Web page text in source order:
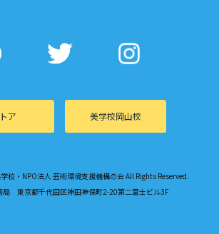
ア 美学校岡山校
校・NPO法人 芸術環境支援機構の会 All Rights Reserved.
局 東京都千代田区神田神保町2-20第二富士ビル3F